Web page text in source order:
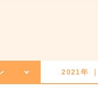
2021年 ｜